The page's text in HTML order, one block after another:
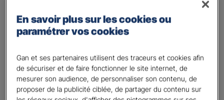
Nom de société (Raison sociale)*
Nombre de caractères restants : 50 caractères restants
Activité*
En savoir plus sur les cookies ou
paramétrer vos cookies
Gan et ses partenaires utilisent des traceurs et cookies afin
de sécuriser et de faire fonctionner le site internet, de
mesurer son audience, de personnaliser son contenu, de
proposer de la publicité ciblée, de partager du contenu sur